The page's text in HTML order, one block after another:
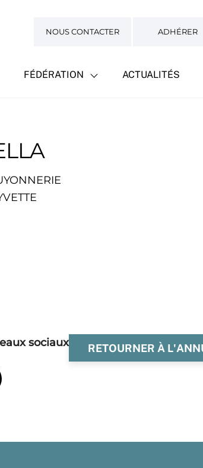
NOUS CONTACTER ADHÉRER
FÉDÉRATION ACTUALITÉS
RETOURNER À
sociaux